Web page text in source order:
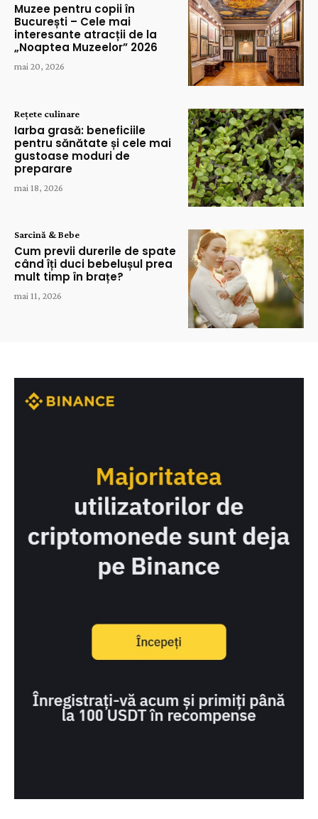
Muzee pentru copii în
București – Cele mai
interesante atracții de la
„Noaptea Muzeelor” 2026
mai 20, 2026
Rețete culinare
Iarba grasă: beneficiile
pentru sănătate și cele mai
gustoase moduri de
preparare
mai 18, 2026
Sarcină & Bebe
Cum previi durerile de spate
când îți duci bebelușul prea
mult timp în brațe?
mai 11, 2026